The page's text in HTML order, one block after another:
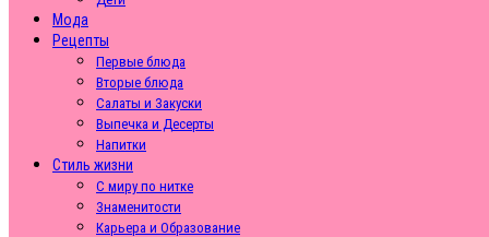
Мода
Рецепты
Первые блюда
Вторые блюда
Салаты и Закуски
Выпечка и Десерты
Напитки
Стиль жизни
С миру по нитке
Знаменитости
Карьера и Образование